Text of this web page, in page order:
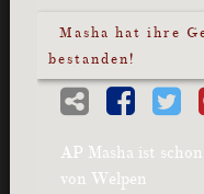
Masha hat ihre
bestanden!
AP Masha ist
von Welpen